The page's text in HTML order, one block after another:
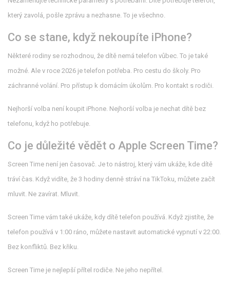
který zavolá, pošle zprávu a nezhasne. To je všechno.
Co se stane, když nekoupíte iPhone?
Některé rodiny se rozhodnou, že dítě nemá telefon vůbec. To je také
možné. Ale v roce 2026 je telefon potřeba. Pro cestu do školy. Pro
záchranné volání. Pro přístup k domácím úkolům. Pro kontakt s rodiči.
Nejhorší volba není koupit iPhone. Nejhorší volba je nechat dítě bez
telefonu, když ho potřebuje.
Co je důležité vědět o Apple Screen Time?
Screen Time není jen časovač. Je to nástroj, který vám ukáže, kde dítě
tráví čas. Když vidíte, že 3 hodiny denně stráví na TikToku, můžete začít
mluvit. Ne zavírat. Mluvit.
Screen Time vám také ukáže, kdy dítě telefon používá. Když zjistíte, že
telefon používá v 1:00 ráno, můžete nastavit automatické vypnutí v 22:00.
Bez konfliktů. Bez křiku.
Screen Time je nejlepší přítel rodiče. Ne jeho nepřítel.